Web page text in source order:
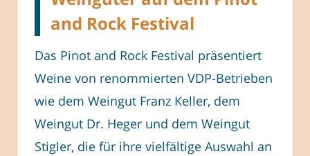
and Rock Festival
Das Pinot and Rock Festival präsentiert
Weine von renommierten VDP-Betrieben
wie dem Weingut Franz Keller, dem
Weingut Dr. Heger und dem Weingut
Stigler, die für ihre vielfältige Auswahl an